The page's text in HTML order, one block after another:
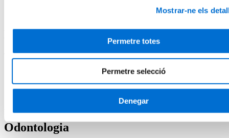
Mostrar-ne els
Permetre totes
Permetre selecció
Denegar
Missatge d'error
The submitted value807in thesearch_areaselement is not allowed.
Programes en Odontologia
Programes semipresencials en Odontologia
Programes semipresencials en
Odontologia